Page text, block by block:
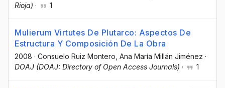
Rioja) · 1
Mulierum Virtutes De Plutarco: Aspectos De
Estructura Y Composición De La Obra
2008 · Consuelo Ruiz Montero , Ana María Millán Jiménez ·
DOAJ (DOAJ: Directory of Open Access Journals) · 1